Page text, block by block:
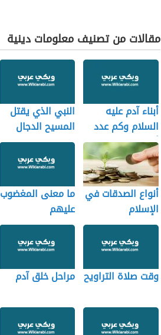
مقالات من تصنيف معلومات دينية
أبناء آدم عليه
السلام وكم عدد
أولاده
النبي الذي يقتل
المسيح الدجال
أنواع الصدقات في
الإسلام
ما معنى المغضوب
عليهم
وقت صلاة التراويح مراحل خلق آدم